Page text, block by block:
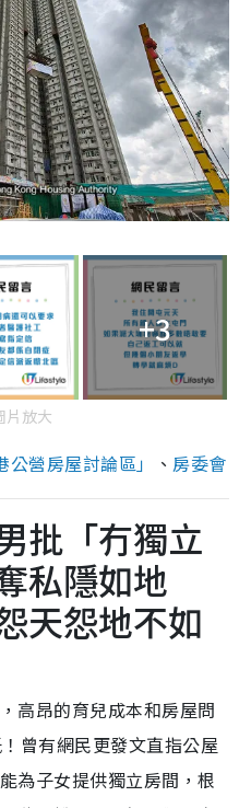
+3
片放大
營房屋討論區」 、房委會
批「冇獨立
私隱如地
天怨地不如
高昂的育兒成本和房屋問
曾有網民更發文直指公屋
為子女提供獨立房間，根